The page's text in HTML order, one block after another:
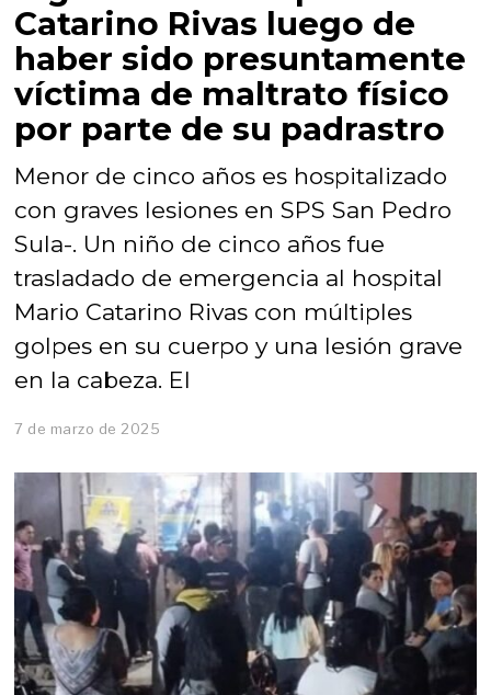
Catarino Rivas luego de
haber sido presuntamente
víctima de maltrato físico
por parte de su padrastro
Menor de cinco años es hospitalizado
con graves lesiones en SPS San Pedro
Sula-. Un niño de cinco años fue
trasladado de emergencia al hospital
Mario Catarino Rivas con múltiples
golpes en su cuerpo y una lesión grave
en la cabeza. El
7 de marzo de 2025
m
a
r
z
o
d
e
2
0
2
5